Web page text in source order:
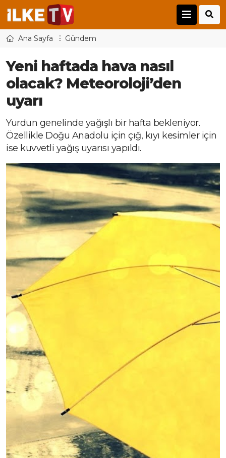
Ana Sayfa Gündem
Yeni haftada hava nasıl
olacak? Meteoroloji’den
uyarı
Yurdun genelinde yağışlı bir hafta bekleniyor.
Özellikle Doğu Anadolu için çığ, kıyı kesimler için
ise kuvvetli yağış uyarısı yapıldı.